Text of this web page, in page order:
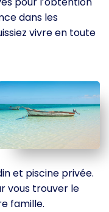
dans les
vivre en toute
et piscine privée.
vous trouver le
famille.